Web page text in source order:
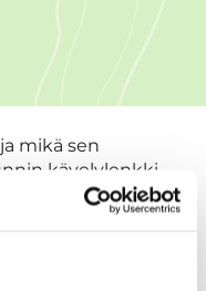
mikä sen
kävelylenkki
tervetulleita
koirasi joutuu